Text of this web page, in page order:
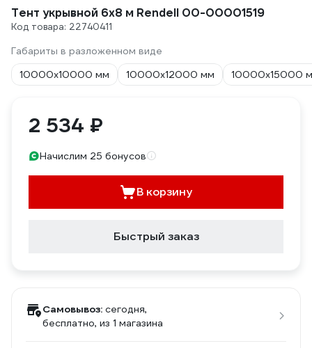
Тент укрывной 6х8 м Rendell 00-00001519
Код товара: 22740411
Габариты в разложенном виде
10000х10000 мм
10000х12000 мм 10000х15000
2 534 ₽
Начислим 25 бонусов
В корзину
Быстрый заказ
Самовывоз: сегодня,
бесплатно, из 1 магазина